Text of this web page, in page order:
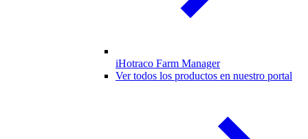
iHotraco Farm Manager
Ver todos los productos en nuestro portal